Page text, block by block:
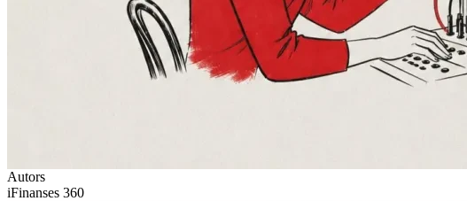
Autors
iFinanses 360